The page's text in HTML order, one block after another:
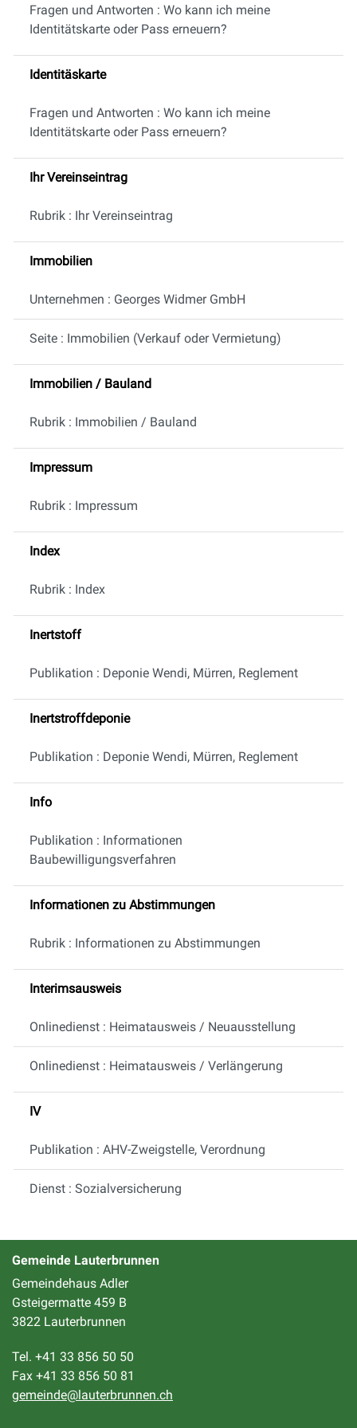
Fragen und Antworten : Wo kann ich meine
Identitätskarte oder Pass erneuern?
Identitäskarte
Fragen und Antworten : Wo kann ich meine
Identitätskarte oder Pass erneuern?
Ihr Vereinseintrag
Rubrik : Ihr Vereinseintrag
Immobilien
Unternehmen : Georges Widmer GmbH
Seite : Immobilien (Verkauf oder Vermietung)
Immobilien / Bauland
Rubrik : Immobilien / Bauland
Impressum
Rubrik : Impressum
Index
Rubrik : Index
Inertstoff
Publikation : Deponie Wendi, Mürren, Reglement
Inertstroffdeponie
Publikation : Deponie Wendi, Mürren, Reglement
Info
Publikation : Informationen
Baubewilligungsverfahren
Informationen zu Abstimmungen
Rubrik : Informationen zu Abstimmungen
Interimsausweis
Onlinedienst : Heimatausweis / Neuausstellung
Onlinedienst : Heimatausweis / Verlängerung
IV
Publikation : AHV-Zweigstelle, Verordnung
Dienst : Sozialversicherung
Gemeinde Lauterbrunnen
Gemeindehaus Adler
Gsteigermatte 459 B
3822 Lauterbrunnen
Tel. +41 33 856 50 50
Fax +41 33 856 50 81
gemeinde@lauterbrunnen.ch